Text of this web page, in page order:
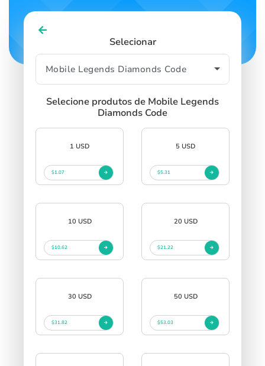
Selecionar
Selecione produtos de Mobile Legends
Diamonds Code
1 USD
$1.07
5 USD
$5.31
10 USD
$10.62
20 USD
$21.22
30 USD
$31.82
50 USD
$53.03